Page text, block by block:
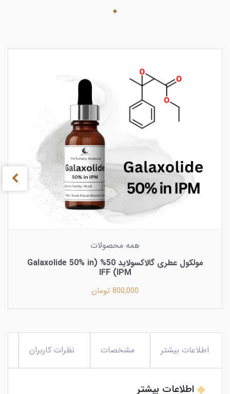
همه محصولات
مولکول عطری گالاکسولاید 50% (Galaxolide 50% in
IPM) IFF
800,000 تومان
اطلاعات بیشتر مشخصات نظرات کاربران
اطلاعات بیشتر